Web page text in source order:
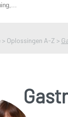
> Oplossingen A-Z >